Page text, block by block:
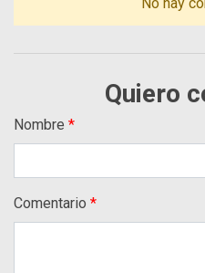
No hay
Quiero
Nombre
Comentario